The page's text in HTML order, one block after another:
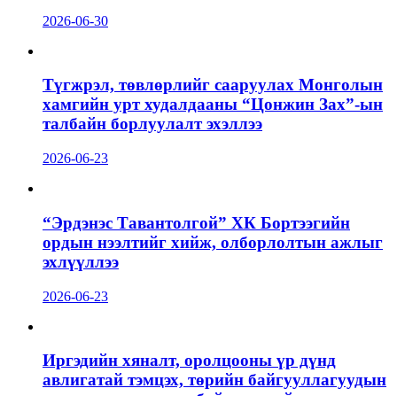
2026-06-30
Түгжрэл, төвлөрлийг сааруулах Монголын
хамгийн урт худалдааны “Цонжин Зах”-ын
талбайн борлуулалт эхэллээ
2026-06-23
“Эрдэнэс Тавантолгой” ХК Бортээгийн
ордын нээлтийг хийж, олборлолтын ажлыг
эхлүүллээ
2026-06-23
Иргэдийн хяналт, оролцооны үр дүнд
авлигатай тэмцэх, төрийн байгууллагуудын